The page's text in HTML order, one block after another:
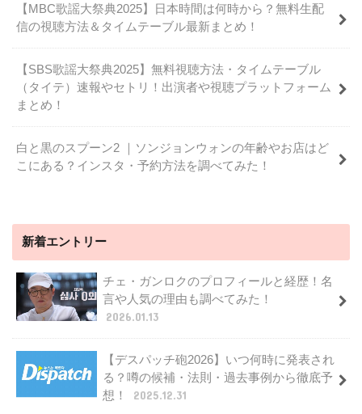
【MBC歌謡大祭典2025】日本時間は何時から？無料生配
信の視聴方法＆タイムテーブル最新まとめ！
【SBS歌謡大祭典2025】無料視聴方法・タイムテーブル
（タイテ）速報やセトリ！出演者や視聴プラットフォーム
まとめ！
白と黒のスプーン2 ｜ソンジョンウォンの年齢やお店はど
こにある？インスタ・予約方法を調べてみた！
新着エントリー
チェ・ガンロクのプロフィールと経歴！名
言や人気の理由も調べてみた！
2026.01.13
【デスパッチ砲2026】いつ何時に発表され
る？噂の候補・法則・過去事例から徹底予
想！
2025.12.31